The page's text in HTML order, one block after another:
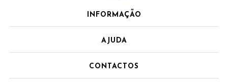
INFORMAÇÃO
AJUDA
CONTACTOS